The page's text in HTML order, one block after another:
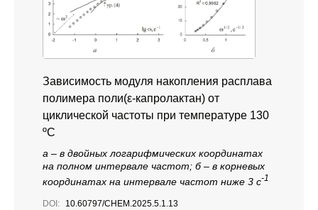
Зависимость модуля накопления расплава
полимера поли(ε-капролактан) от
циклической частоты при температуре 130
ºС
а – в двойных логарифмических координатах
на полном интервале частот; б – в корневых
координатах на интервале частот ниже 3 с-1
DOI: 10.60797/CHEM.2025.5.1.13